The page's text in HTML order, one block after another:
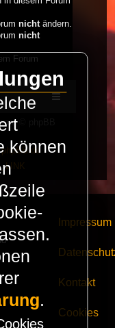
nicht ändern.
nicht
Forum
© phpBB
phpBB.de
Impressum
Kontakt
Cookies
können
.